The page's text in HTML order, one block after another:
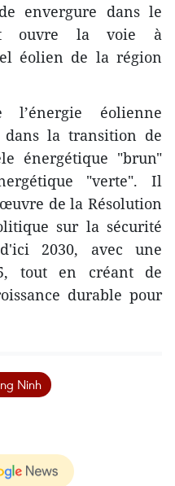
envergure dans le
ouvre la voie à
éolien de la région
l’énergie éolienne
la transition de
énergétique "brun"
"verte". Il
de la Résolution
sur la sécurité
2030, avec une
tout en créant de
durable pour
Ninh